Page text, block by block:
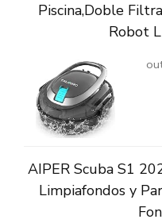
Piscina,Doble
Robot
AIPER Scuba S1
Limpiafondos y